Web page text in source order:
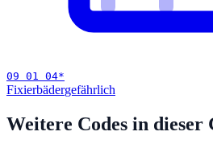
09 01 04*
Fixierbädergefährlich
Weitere Codes in dieser